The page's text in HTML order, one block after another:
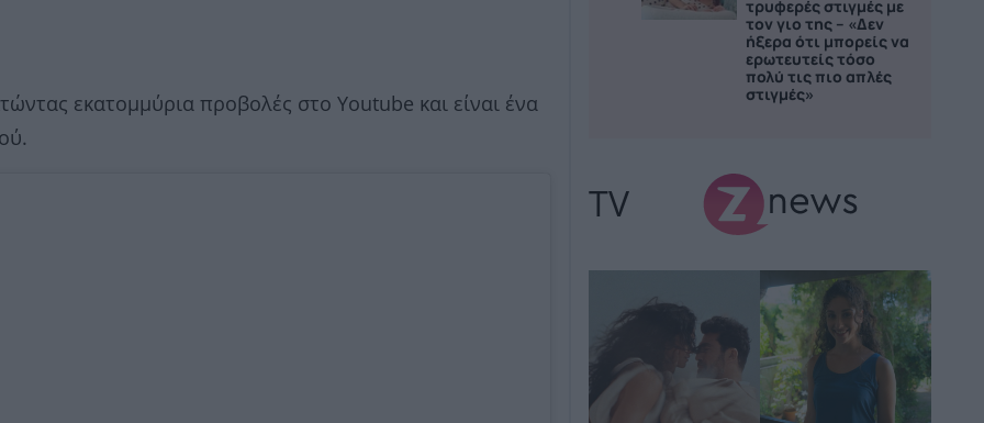
εκατομμύρια προβολές στο Youtube και είναι ένα
τρυφερές στιγμές με
τον γιο της – «Δεν
ήξερα ότι μπορείς να
ερωτευτείς τόσο
πολύ τις πιο απλές
στιγμές»
TV